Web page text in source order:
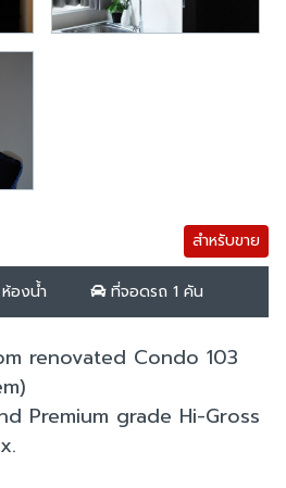
สำหรับขาย
ห้องน้ำ ที่จอดรถ 1 คัน
renovated Condo 103
Premium grade Hi-Gross